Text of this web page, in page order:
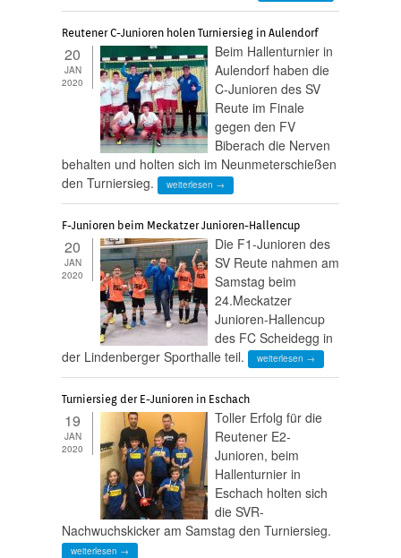
Reutener C-Junioren holen Turniersieg in Aulendorf
20
JAN
2020
Beim Hallenturnier in
Aulendorf haben die
C-Junioren des SV
Reute im Finale
gegen den FV
Biberach die Nerven
behalten und holten sich im Neunmeterschießen
den Turniersieg.
weiterlesen →
F-Junioren beim Meckatzer Junioren-Hallencup
20
JAN
2020
Die F1-Junioren des
SV Reute nahmen am
Samstag beim
24.Meckatzer
Junioren-Hallencup
des FC Scheidegg in
der Lindenberger Sporthalle teil.
weiterlesen →
Turniersieg der E-Junioren in Eschach
19
JAN
2020
Toller Erfolg für die
Reutener E2-
Junioren, beim
Hallenturnier in
Eschach holten sich
die SVR-
Nachwuchskicker am Samstag den Turniersieg.
weiterlesen →